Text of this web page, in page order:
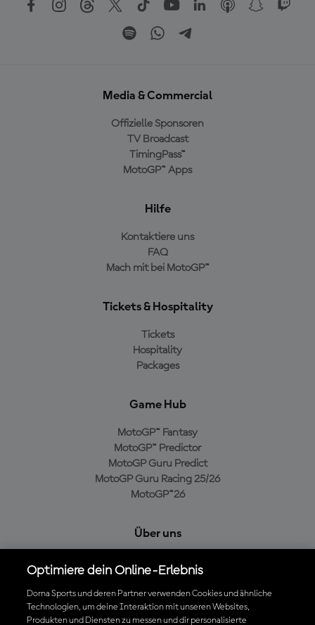
Media & Commercial
Offizielle Sponsoren
TV Broadcast
TimingPass™
MotoGP™ Apps
Hilfe
Kontaktiere uns
FAQ
Mach mit bei MotoGP™
Tickets & Hospitality
Tickets
Hospitality
Packages
Game Hub
MotoGP™ Fantasy
MotoGP™ Predictor
MotoGP Guru Predict
MotoGP Guru Racing 25/26
MotoGP™26
Über uns
Cookie-Richtlinien
Geschäftsbedingungen
Datenschutzrichtlinien
Optimiere dein Online-Erlebnis
Dorna Sports und deren Partner verwenden Cookies und ähnliche
Technologien, um deine Interaktion mit unseren Websites,
Produkten und Diensten zu messen und dir personalisierte